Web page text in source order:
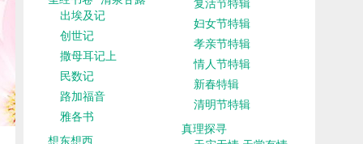
出埃及记
创世记
撒母耳记上
民数记
路加福音
雅各书
想东想西
妇女节特辑
孝亲节特辑
情人节特辑
新春特辑
清明节特辑
真理探寻